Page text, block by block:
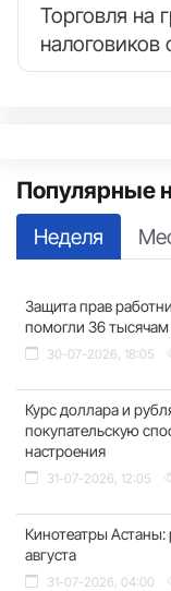
Торговля на
налоговиков
Популярные
Неделя
Защита прав
помогли 36
30-07-2026, 18:05
Курс доллара и
покупательскую
настроения
31-07-2026, 12:05
Кинотеатры
августа
31-07-2026, 04:00